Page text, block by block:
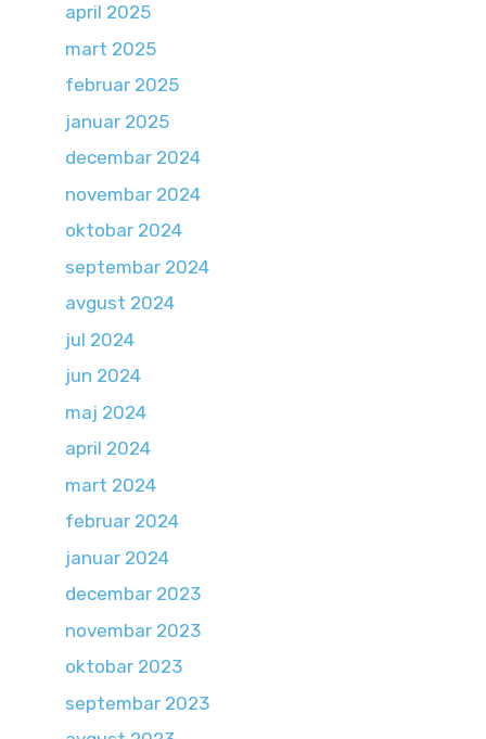
april 2025
mart 2025
februar 2025
januar 2025
decembar 2024
novembar 2024
oktobar 2024
septembar 2024
avgust 2024
jul 2024
jun 2024
maj 2024
april 2024
mart 2024
februar 2024
januar 2024
decembar 2023
novembar 2023
oktobar 2023
septembar 2023